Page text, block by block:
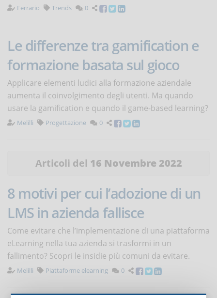
Ferrario Trends 0
Le differenze tra gamification e
formazione basata sul gioco
Applicare elementi ludici alla formazione aziendale
aumenta il coinvolgimento degli utenti. Ma quando
usare la gamification e quando il game-based learning?
Melilli Progettazione 0
Articoli del 16 Novembre 2022
8 motivi per cui l’adozione di un
LMS in azienda fallisce
Come evitare che l’implementazione di una piattaforma
eLearning nella tua azienda si trasformi in un
fallimento? Scopri le insidie più comuni da evitare.
Melilli Piattaforme elearning 0